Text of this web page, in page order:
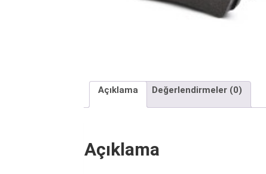
Açıklama Değerlendirmeler (0)
Açıklama